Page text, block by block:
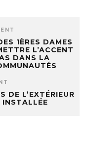
1ÈRES DAMES
L’ACCENT
DANS LA
DE L’EXTÉRIEUR